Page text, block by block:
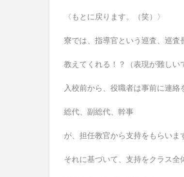
〈もとに戻ります。（笑）〉
寮では、指導官という巡査、巡
教えてくれる！？（表現が難しい
入校前から、役職者は事前に連絡
総代、副総代、幹事
が、担任教官から支持をもらいま
それに基づいて、支持をクラス全